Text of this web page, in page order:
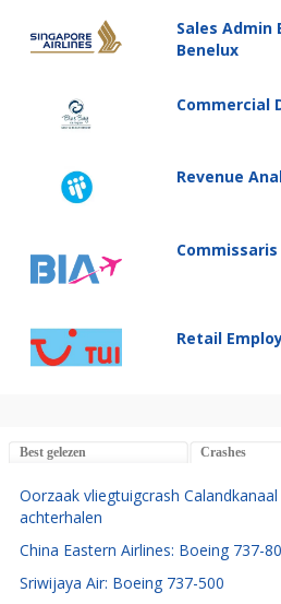
Sales Admin
Benelux
Commercial
Revenue
Commissaris
Retail
Best gelezen Crashes
Oorzaak vliegtuigcrash
achterhalen
China Eastern Airlines: Boeing 737-
Sriwijaya Air: Boeing 737-500